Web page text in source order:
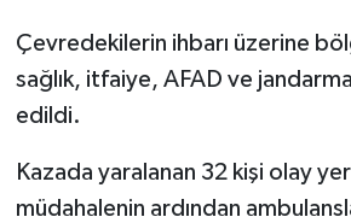
Çevredekilerin ihbarı üzerine
sağlık, itfaiye, AFAD ve
edildi.
Kazada yaralanan 32 kişi olay
müdahalenin ardından